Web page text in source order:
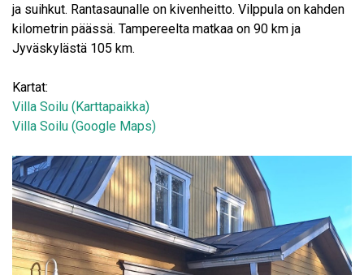
ja suihkut. Rantasaunalle on kivenheitto. Vilppula on kahden
kilometrin päässä. Tampereelta matkaa on 90 km ja
Jyväskylästä 105 km.
Kartat:
Villa Soilu (Karttapaikka)
Villa Soilu (Google Maps)